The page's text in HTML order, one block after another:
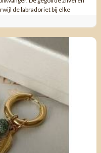
de labradoriet bij elke